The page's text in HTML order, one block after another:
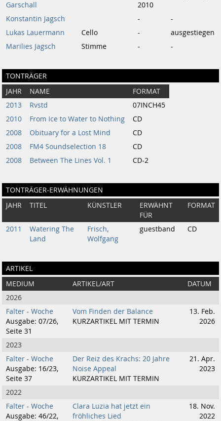
Garschall
2010
Konstantin Jagsch -
-
Lukas Lauermann
Cello -
ausgestiegen
Marilies Jagsch
Stimme - -
TONTRÄGER
JAHR NAME
FORMAT
2013
Rvstd
07INCH45
2010
From Ice to Water to Nothing
CD
2008
Obituary for a Lost Mind
CD
2008
FM4 Soundselection 18
CD
2008
Between The Lines Vol. 1 CD-2
TONTRÄGER-ERWÄHNUNGEN
JAHR TITEL KÜNSTLER
ERWÄHNT
FÜR
FORMAT
2011
Watering The
Land
Frisch,
Wolfgang
guestband CD
ARTIKEL
MEDIUM ARTIKEL/ART
DATUM
2026
Falter - Woche
Ausgabe: 07/26,
Seite 31
Vom Finden der Balance
KURZARTIKEL MIT TERMIN
13. Feb.
2026
2023
Falter - Woche
Ausgabe: 16/23,
Seite 37
Der Reiz des Krachs: 20 Jahre
Noise Appeal
KURZARTIKEL MIT TERMIN
21. Apr.
2023
2022
Falter - Woche
Ausgabe: 46/22,
Clara Luzia hat jetzt ein
fröhliches Lied
18. Nov.
2022